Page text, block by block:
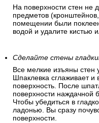
На поверхности стен не
предметов
помещении были
водой и удалите кистью
Сделайте стены
Все мелкие изъяны стен
Шпаклевка сглаживает и
поверхность. После
поверхности наждачной
Чтобы убедиться в
ладонью. Вы сразу
поверхности.